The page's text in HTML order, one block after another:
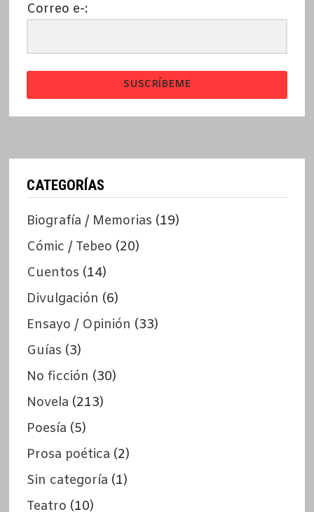
Correo e-:
SUSCRÍBEME
CATEGORÍAS
Biografía / Memorias (19)
Cómic / Tebeo (20)
Cuentos (14)
Divulgación (6)
Ensayo / Opinión (33)
Guías (3)
No ficción (30)
Novela (213)
Poesía (5)
Prosa poética (2)
Sin categoría (1)
Teatro (10)